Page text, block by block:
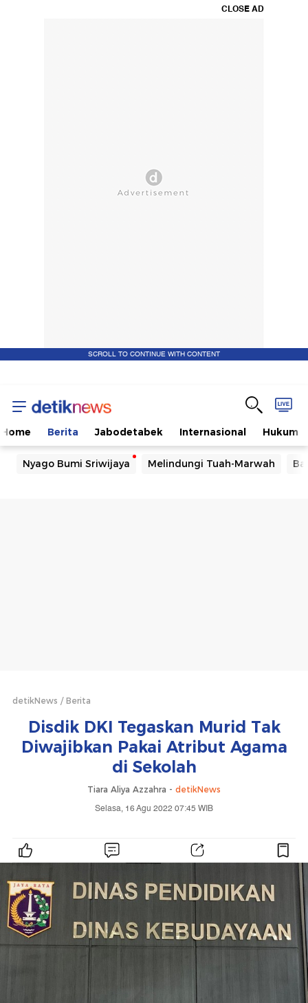
CLOSE AD
SCROLL TO CONTINUE WITH CONTENT
Home Berita Jabodetabek Internasional Hukum
Nyago Bumi Sriwijaya Melindungi Tuah-Marwah
detikNews Berita
Disdik DKI Tegaskan Murid Tak
Diwajibkan Pakai Atribut Agama
di Sekolah
Tiara Aliya Azzahra - detikNews
Selasa, 16 Agu 2022 07:45 WIB